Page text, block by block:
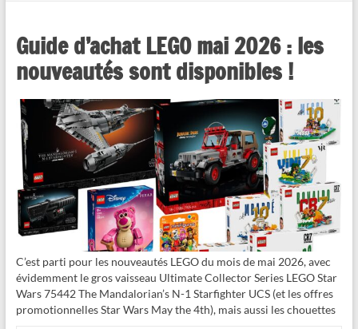
Guide d’achat LEGO mai 2026 : les
nouveautés sont disponibles !
C’est parti pour les nouveautés LEGO du mois de mai 2026, avec
évidemment le gros vaisseau Ultimate Collector Series LEGO Star
Wars 75442 The Mandalorian’s N-1 Starfighter UCS (et les offres
promotionnelles Star Wars May the 4th), mais aussi les chouettes